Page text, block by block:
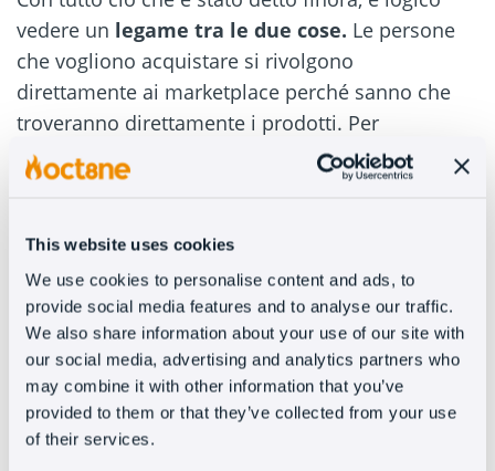
This website uses cookies
We use cookies to personalise content and ads, to
provide social media features and to analyse our traffic.
We also share information about your use of our site with
our social media, advertising and analytics partners who
may combine it with other information that you’ve
provided to them or that they’ve collected from your use
of their services.
vedere un legame tra le due cose. Le persone
che vogliono acquistare si rivolgono
direttamente ai marketplace perché sanno che
troveranno direttamente i prodotti. Per
l’inserzionista, questo significa
evitare di pagare
per clic che non sono altrettanto efficienti
#5 – Perché i marketplace possono
essere un modo per fidelizzare i
clienti.
Ci sono alcunipunti importanti da
sottolineare. I marketplace sono ambienti
chiusi, in un certo senso, persino opachi per il
cliente. La persona che acquista su